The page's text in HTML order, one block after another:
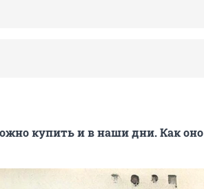
купить и в наши дни. Как оно